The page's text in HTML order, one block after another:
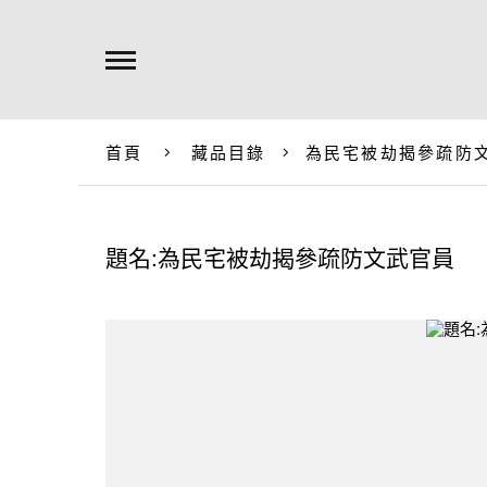
首頁 藏品目錄 為民宅被劫揭參疏防
題名:為民宅被劫揭參疏防文武官員